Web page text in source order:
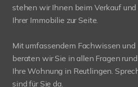
stehen wir Ihnen beim Verkauf
Ihrer Immobilie zur Seite.
Mit umfassendem Fachwissen und
beraten wir Sie in allen Fragen
Ihre Wohnung in Reutlingen.
sind für Sie da.